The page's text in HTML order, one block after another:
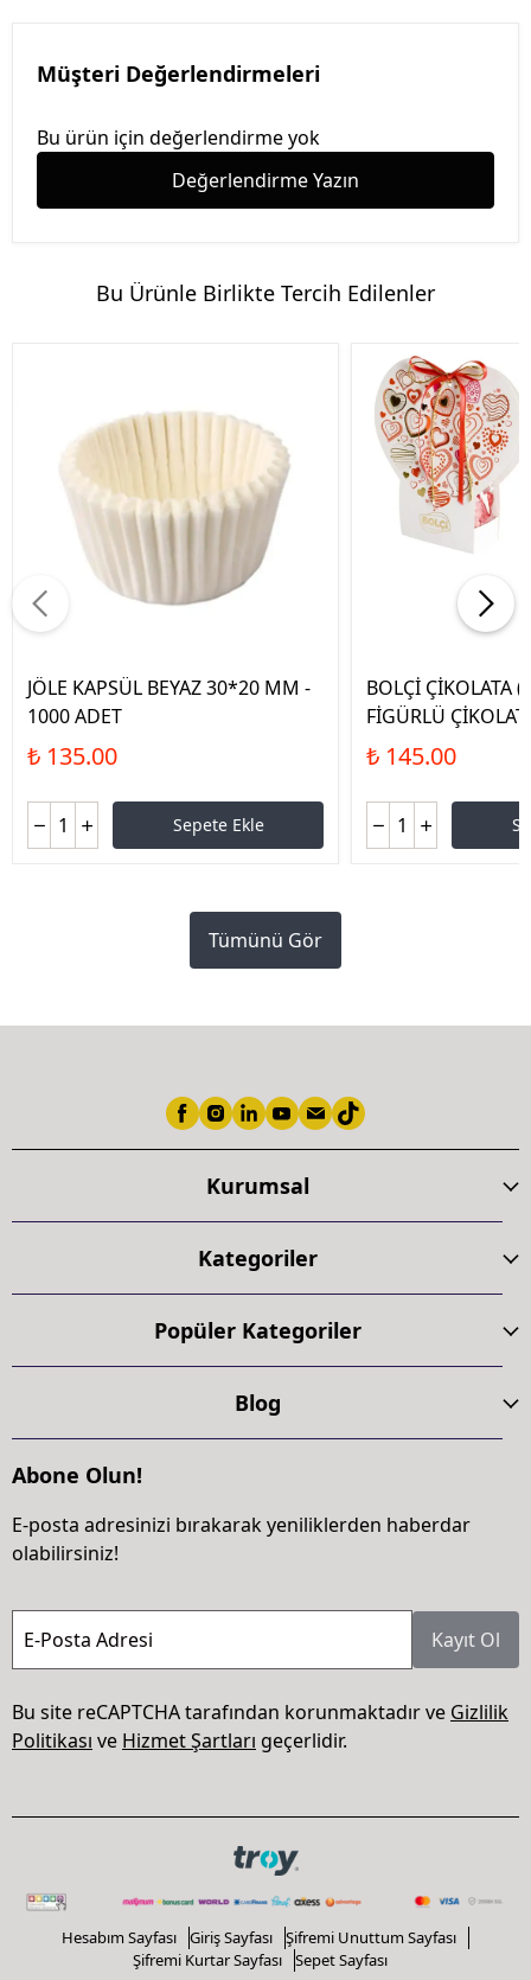
Müşteri Değerlendirmeleri
Bu ürün için değerlendirme yok
Değerlendirme Yazın
Bu Ürünle Birlikte Tercih Edilenler
JÖLE KAPSÜL BEYAZ 30*20 MM -
1000 ADET
₺ 135.00
Sepete Ekle
BOLÇİ ÇİKOLATA
FİGÜRLÜ
₺ 145.00
Tümünü Gör
Kurumsal
Kategoriler
Popüler Kategoriler
Blog
Abone Olun!
E-posta adresinizi bırakarak yeniliklerden haberdar
olabilirsiniz!
E-Posta Adresi Kayıt Ol
Bu site reCAPTCHA tarafından korunmaktadır ve Gizlilik
Politikası ve Hizmet Şartları geçerlidir.
Hesabım Sayfası Giriş Sayfası
Şifremi Unuttum Sayfası
Şifremi Kurtar Sayfası
Sepet Sayfası